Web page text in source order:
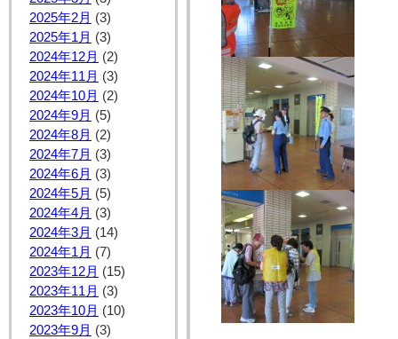
2025年2月 (3)
2025年1月 (3)
2024年12月 (2)
2024年11月 (3)
2024年10月 (2)
2024年9月 (5)
2024年8月 (2)
2024年7月 (3)
2024年6月 (3)
2024年5月 (5)
2024年4月 (3)
2024年3月 (14)
2024年1月 (7)
2023年12月 (15)
2023年11月 (3)
2023年10月 (10)
2023年9月 (3)